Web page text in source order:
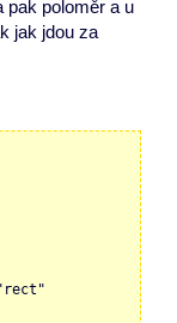
pak poloměr a u
jak jdou za